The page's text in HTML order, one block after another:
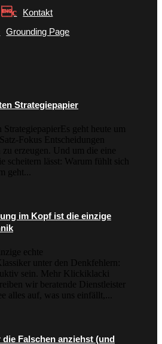
Kontakt
Grounding Page
Strategiepapier
geht heute um
Fokus Entscheidungen
erzeugen. Und um die eine
scheitern lässt: Warum fühlt sich
geht...
im Kopf ist die einzige
echte
unter den Denkfehlern:
sein. Mehr Klickiklacki
wir beratende Dienstleister
alles auf, was uns einfällt,...
Falschen anziehst (und